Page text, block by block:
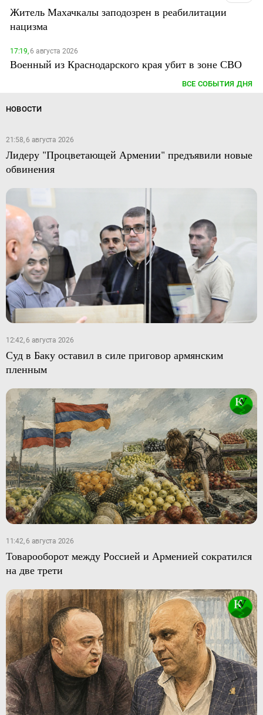
Житель Махачкалы заподозрен в реабилитации
нацизма
17:19,6 августа 2026
Военный из Краснодарского края убит в зоне СВО
ВСЕ СОБЫТИЯ ДНЯ
НОВОСТИ
21:58, 6 августа 2026
Лидеру "Процветающей Армении" предъявили новые
обвинения
12:42, 6 августа 2026
Суд в Баку оставил в силе приговор армянским
пленным
11:42, 6 августа 2026
Товарооборот между Россией и Арменией сократился
на две трети